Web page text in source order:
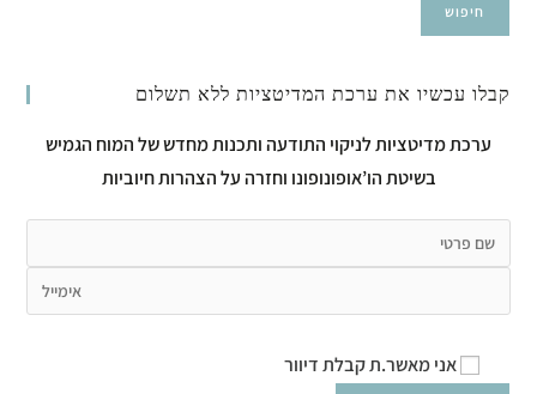
חיפוש
קבלו עכשיו את ערכת המדיטציות ללא תשלום
ערכת מדיטציות לניקוי התודעה ותכנות מחדש של המוח הגמיש
בשיטת הו’אופונופונו וחזרה על הצהרות חיוביות
אני מאשר.ת קבלת דיוור